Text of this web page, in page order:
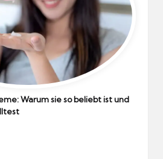
Warum sie so beliebt ist und